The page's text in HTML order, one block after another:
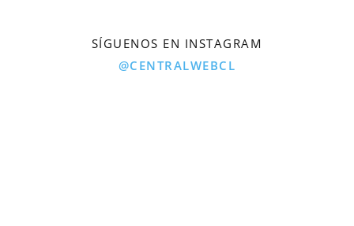
SÍGUENOS EN INSTAGRAM
@CENTRALWEBCL